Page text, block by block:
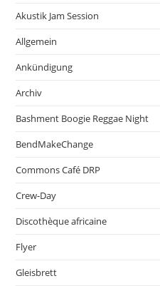
Akustik Jam Session
Allgemein
Ankündigung
Archiv
Bashment Boogie Reggae Night
BendMakeChange
Commons Café DRP
Crew-Day
Discothèque africaine
Flyer
Gleisbrett